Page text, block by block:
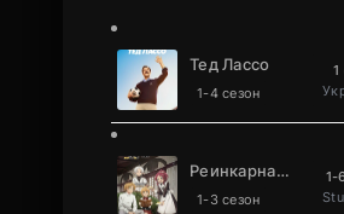
Тед Лассо
1-4 сезон
1
Реинкарнация безработного
1-3 сезон
1-